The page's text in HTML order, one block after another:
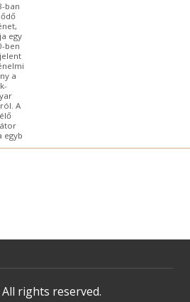
ban
egy
ben
a
A
egyb
rights reserved.